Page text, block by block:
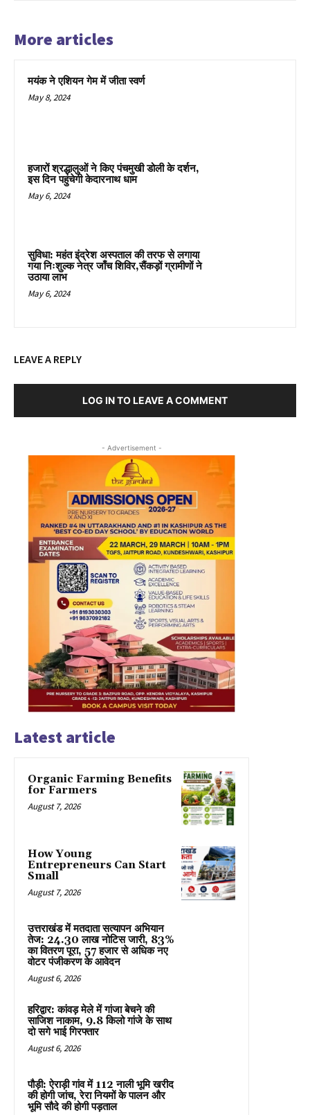
दि
स्ती
या
शा
ज
पा
शा
More articles
मयंक ने एशियन गेम में जीता स्वर्ण
May 8, 2024
हजारों श्रद्धालुओं ने किए पंचमुखी डोली के दर्शन,
इस दिन पहुंचेगी केदारनाथ धाम
May 6, 2024
सुविधा: महंत इंद्रेश अस्पताल की तरफ से लगाया
गया निःशुल्क नेत्र जाँच शिविर,सैंकड़ों ग्रामीणों ने
उठाया लाभ
May 6, 2024
LEAVE A REPLY
LOG IN TO LEAVE A COMMENT
- Advertisement -
Latest article
Organic Farming Benefits
for Farmers
August 7, 2026
How Young
Entrepreneurs Can Start
Small
August 7, 2026
उत्तराखंड में मतदाता सत्यापन अभियान
तेज: 24.30 लाख नोटिस जारी, 83%
का वितरण पूरा, 57 हजार से अधिक नए
वोटर पंजीकरण के आवेदन
August 6, 2026
हरिद्वार: कांवड़ मेले में गांजा बेचने की
साजिश नाकाम, 9.8 किलो गांजे के साथ
दो सगे भाई गिरफ्तार
August 6, 2026
पौड़ी: ऐराड़ी गांव में 112 नाली भूमि खरीद
की होगी जांच, रेरा नियमों के पालन और
भूमि सौदे की होगी पड़ताल